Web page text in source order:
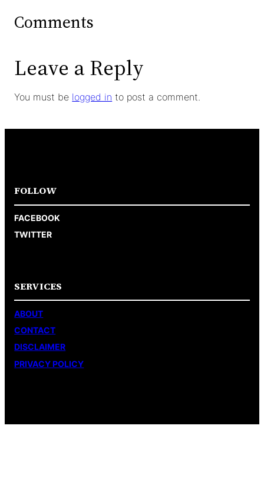
Comments
Leave a Reply
You must be logged in to post a comment.
FOLLOW
FACEBOOK
TWITTER
SERVICES
ABOUT
CONTACT
DISCLAIMER
PRIVACY POLICY